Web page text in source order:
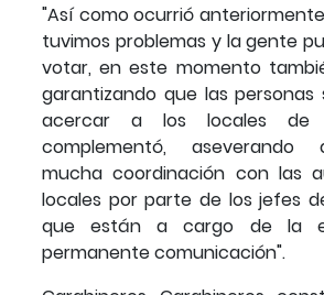
"Así como ocurrió
tuvimos problemas y la gente
votar, en este momento
garantizando que las personas
acercar a los locales de
complementó, aseverando
mucha coordinación con las
locales por parte de los jefes
que están a cargo de la
permanente comunicación".